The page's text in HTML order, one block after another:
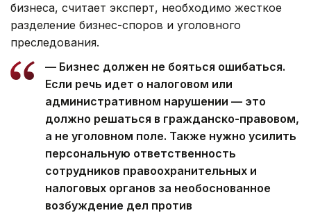
бизнеса, считает эксперт, необходимо жесткое
разделение бизнес-споров и уголовного
преследования.
— Бизнес должен не бояться ошибаться.
Если речь идет о налоговом или
административном нарушении — это
должно решаться в гражданско-правовом,
а не уголовном поле. Также нужно усилить
персональную ответственность
сотрудников правоохранительных и
налоговых органов за необоснованное
возбуждение дел против